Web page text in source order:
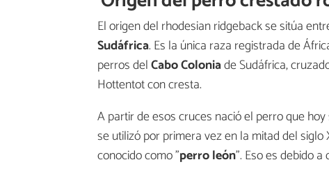
El origen del rhodesian ridgeback se sitúa
Sudáfrica. Es la única raza registrada de
perros delCabo Coloniade Sudáfrica,
Hottentot con cresta.
A partir de esos cruces nació el perro que
se utilizó por primera vez en la mitad del
conocido como "perro león". Eso es debido